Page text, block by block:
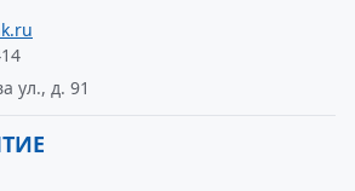
ул., д. 91